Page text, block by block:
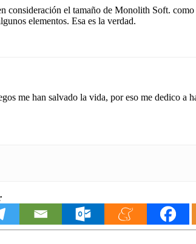
el tamaño de Monolith Soft.
elementos. Esa es la verdad.
me han salvado la vida, por eso me dedico a